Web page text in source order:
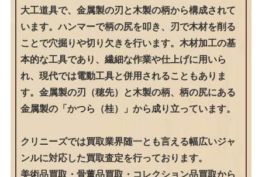
大工道具で、金属製の刃と木製の柄から構成されて
います。ハンマーで柄の尻を叩き、刃で木材を削る
ことで穴掘りや切り欠きを行います。木材加工の基
本的な工具であり、繊細な作業や仕上げに用いら
れ、現代では電動工具と併用されることもありま
す。金属製の刃（穂先）と木製の柄、柄の尻にある
金属製の「かつら（桂）」から成り立っています。
クリニーズでは買取業界随一とも言える幅広いジャ
ンルに対応した買取査定を行っております。
美術品買取・骨董品買取・コレクション品買取から